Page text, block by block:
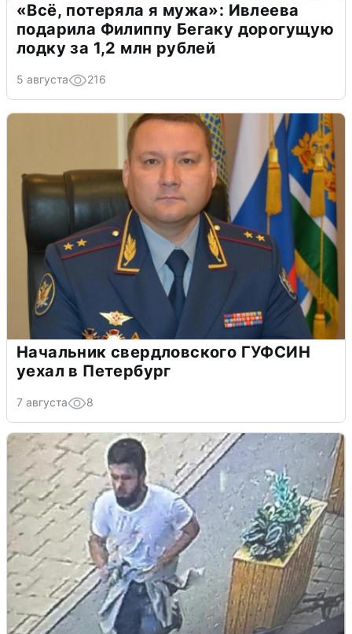
«Всё, потеряла я мужа»: Ивлеева
подарила Филиппу Бегаку дорогущую
лодку за 1,2 млн рублей
5 августа 216
Начальник свердловского ГУФСИН
уехал в Петербург
7 августа 8